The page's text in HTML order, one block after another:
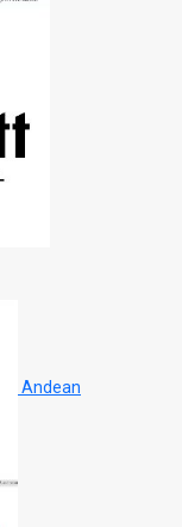
Andean